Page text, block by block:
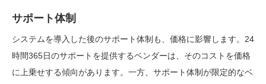
サポート体制
システムを導入した後のサポート体制も、価格に影響します。24
時間365日のサポートを提供するベンダーは、そのコストを価格
に上乗せする傾向があります。 一方、サポート体制が限定的なベ